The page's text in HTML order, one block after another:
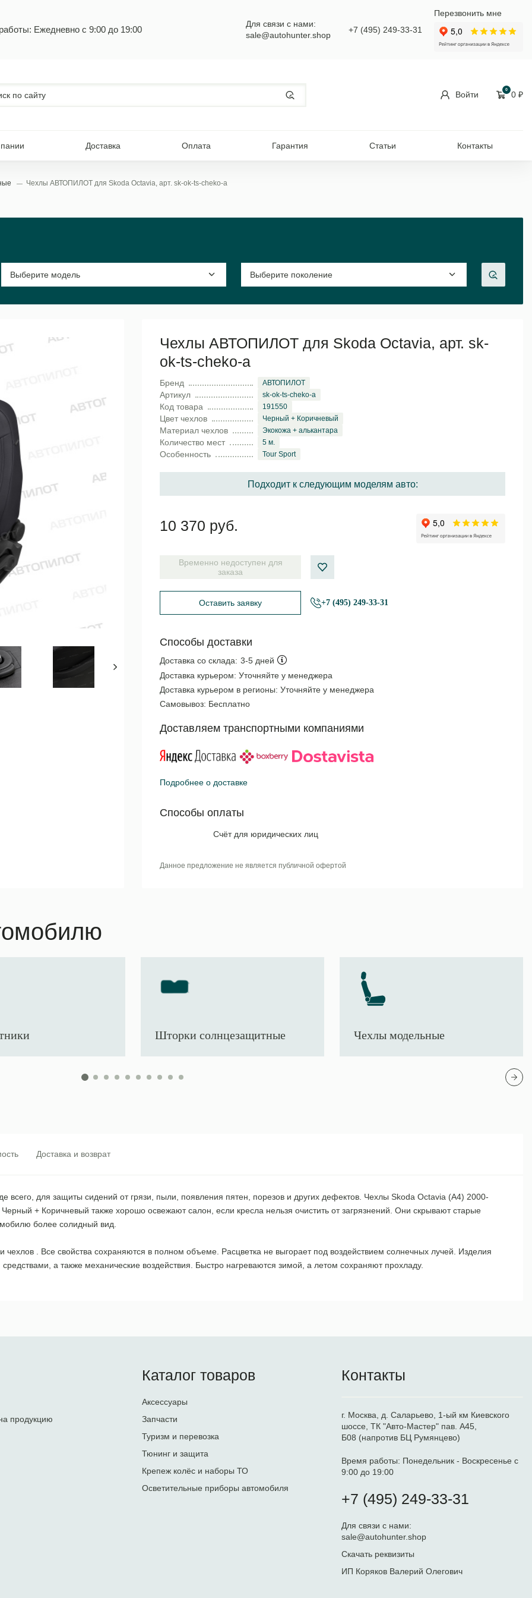
Ежедневно с 9:00 до 19:00
Для связи с нами:
sale@autohunter.shop
+7 (495) 249-33-31
Перезвонить мне
Войти
0
0 ₽
Доставка Оплата Гарантия Статьи Контакты
Чехлы АВТОПИЛОТ для Skoda Octavia, арт. sk-ok-ts-cheko-a
Чехлы АВТОПИЛОТ для Skoda Octavia, арт. sk-
ok-ts-cheko-a
Бренд АВТОПИЛОТ
Артикул sk-ok-ts-cheko-a
Код товара 191550
Цвет чехлов Черный + Коричневый
Материал чехлов Экокожа + алькантара
Количество мест 5 м.
Особенность Tour Sport
Подходит к следующим моделям авто:
10 370 руб.
Временно недоступен для
заказа
Оставить заявку +7 (495) 249-33-31
Способы доставки
Доставка со склада: 3-5 дней
Доставка курьером: Уточняйте у менеджера
Доставка курьером в регионы: Уточняйте у менеджера
Самовывоз: Бесплатно
Доставляем транспортными компаниями
Подробнее о доставке
Способы оплаты
Счёт для юридических лиц
Данное предложение не является публичной офертой
Шторки солнцезащитные Чехлы модельные
Доставка и возврат
для защиты сидений от грязи, пыли, появления пятен, порезов и других дефектов. Чехлы Skoda Octavia (A4) 2000-
+ Коричневый также хорошо освежают салон, если кресла нельзя очистить от загрязнений. Они скрывают старые
более солидный вид.
. Все свойства сохраняются в полном объеме. Расцветка не выгорает под воздействием солнечных лучей. Изделия
а также механические воздействия. Быстро нагреваются зимой, а летом сохраняют прохладу.
продукцию
Каталог товаров
Аксессуары
Запчасти
Туризм и перевозка
Тюнинг и защита
Крепеж колёс и наборы ТО
Осветительные приборы автомобиля
Контакты
г. Москва, д. Саларьево, 1-ый км Киевского
шоссе, ТК "Авто-Мастер" пав. А45,
Б08 (напротив БЦ Румянцево)
Время работы: Понедельник - Воскресенье с
9:00 до 19:00
+7 (495) 249-33-31
Для связи с нами:
sale@autohunter.shop
Скачать реквизиты
ИП Коряков Валерий Олегович